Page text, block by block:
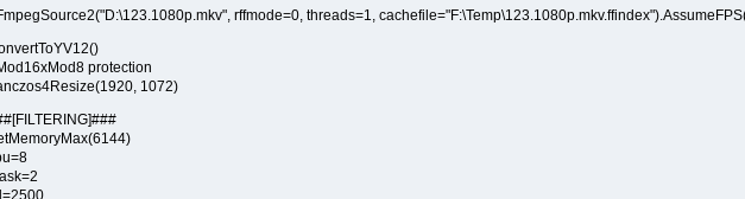
rffmode=0, threads=1,
protection
1072)